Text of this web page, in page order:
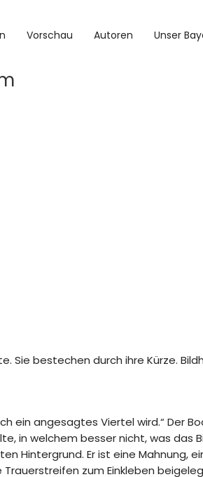
Vorschau Autoren Unser
Sie bestechen durch ihre Kürze.
ein angesagtes Viertel wird.“ Der
in welchem besser nicht, was das
Hintergrund. Er ist eine Mahnung,
zum Einkleben